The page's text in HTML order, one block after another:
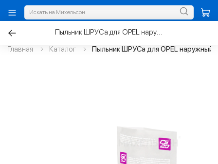
Главная Каталог Пыльник ШРУСа для OPEL наружный,
Пыльник ШРУСа для OPEL наружный, полиуретан